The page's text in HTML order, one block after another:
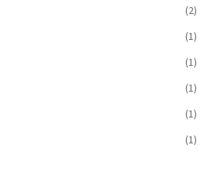
(2)
(1)
(1)
(1)
(1)
(1)